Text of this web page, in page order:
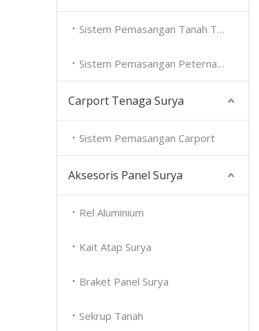
Sistem Pemasangan Tanah Tenaga Surya
Sistem Pemasangan Peternakan Surya
Carport Tenaga Surya
Sistem Pemasangan Carport
Aksesoris Panel Surya
Rel Aluminium
Kait Atap Surya
Braket Panel Surya
Sekrup Tanah